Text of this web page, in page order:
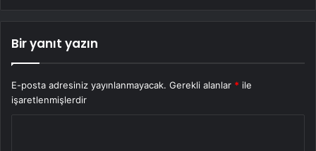
Bir yanıt yazın
E-posta adresiniz yayınlanmayacak. Gerekli alanlar * ile
işaretlenmişlerdir